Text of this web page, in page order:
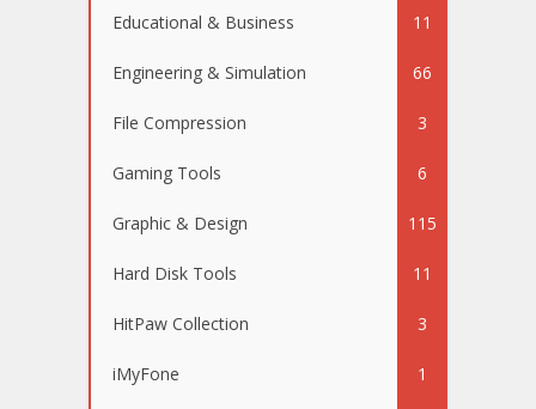
Educational & Business 11
Engineering & Simulation 66
File Compression 3
Gaming Tools 6
Graphic & Design 115
Hard Disk Tools 11
HitPaw Collection 3
iMyFone 1